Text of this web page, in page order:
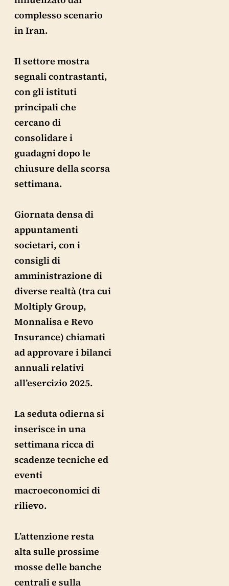
complesso scenario
in Iran.
Il settore mostra
segnali contrastanti,
con gli istituti
principali che
cercano di
consolidare i
guadagni dopo le
chiusure della scorsa
settimana.
Giornata densa di
appuntamenti
societari, con i
consigli di
amministrazione di
diverse realtà (tra cui
Moltiply Group,
Monnalisa e Revo
Insurance) chiamati
ad approvare i bilanci
annuali relativi
all’esercizio 2025.
La seduta odierna si
inserisce in una
settimana ricca di
scadenze tecniche ed
eventi
macroeconomici di
rilievo.
L’attenzione resta
alta sulle prossime
mosse delle banche
centrali e sulla